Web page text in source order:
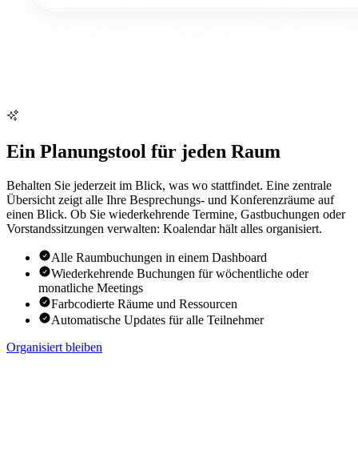
Ein Planungstool für jeden Raum
Behalten Sie jederzeit im Blick, was wo stattfindet. Eine zentrale
Übersicht zeigt alle Ihre Besprechungs- und Konferenzräume auf
einen Blick. Ob Sie wiederkehrende Termine, Gastbuchungen oder
Vorstandssitzungen verwalten: Koalendar hält alles organisiert.
Alle Raumbuchungen in einem Dashboard
Wiederkehrende Buchungen für wöchentliche oder
monatliche Meetings
Farbcodierte Räume und Ressourcen
Automatische Updates für alle Teilnehmer
Organisiert bleiben